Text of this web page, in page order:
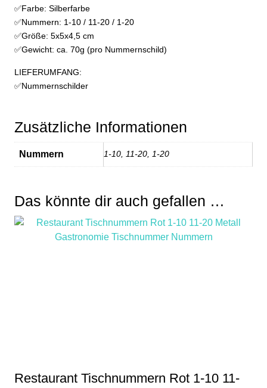
✅Farbe: Silberfarbe
✅Nummern: 1-10 / 11-20 / 1-20
✅Größe: 5x5x4,5 cm
✅Gewicht: ca. 70g (pro Nummernschild)
LIEFERUMFANG:
✅Nummernschilder
Zusätzliche Informationen
Nummern 1-10, 11-20, 1-20
Das könnte dir auch gefallen …
Restaurant Tischnummern Rot 1-10 11-